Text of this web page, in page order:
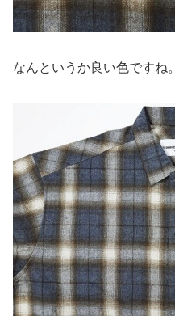
なんというか良い色ですね。